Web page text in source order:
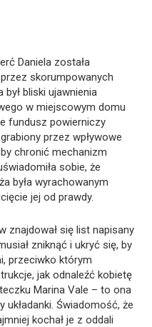
Daniela została
skorumpowanych
bliski ujawnienia
w miejscowym domu
fundusz powierniczy
przez wpływowe
chronić mechanizm
sobie, że
była wyrachowanym
jej od prawdy.
znajdował się list napisany
zniknąć i ukryć się, by
przeciwko którym
jak odnaleźć kobietę
Marina Vale – to ona
układanki. Świadomość, że
kochał je z oddali